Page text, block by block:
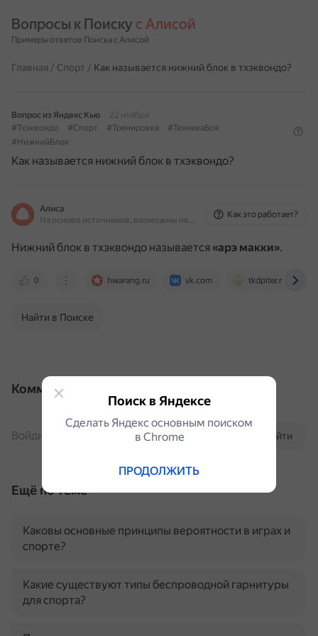
Вопросы к Поиску с Алисой
Примеры ответов Поиска с Алисой
Главная / Спорт / Как называется нижний блок в тхэквондо?
Вопрос из Яндекс Кью
22 ноября
#Тхэквондо
#Спорт #Тренировка
#ТехникаБоя
#НижнийБлок
Как называется нижний блок в тхэквондо?
Алиса
На основе источников, возможны неточности
Как это работает?
Нижний блок в тхэквондо называется «арэ макки».
0 hwarang.ru vk.com tkdpiter.ru
Найти в Поиске
Комментарии
Войти
Войдите, чтобы комментировать
Ещё по теме
Каковы основные принципы вероятности в играх и
спорте?
Какие существуют типы беспроводной гарнитуры
для спорта?
Поиск в Яндексе
Сделать Яндекс основным поиском
в Сhrome
ПРОДОЛЖИТЬ